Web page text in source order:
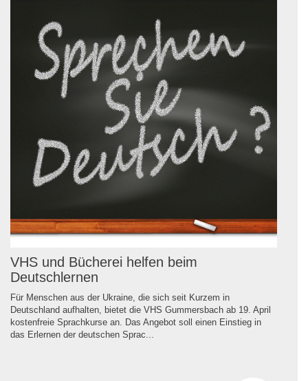
VHS und Bücherei helfen beim
Deutschlernen
Für Menschen aus der Ukraine, die sich seit Kurzem in
Deutschland aufhalten, bietet die VHS Gummersbach ab 19. April
kostenfreie Sprachkurse an. Das Angebot soll einen Einstieg in
das Erlernen der deutschen Sprac...